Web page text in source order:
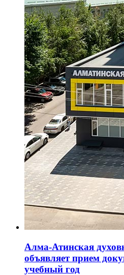
Алма-Атинская
объявляет прием
учебный год